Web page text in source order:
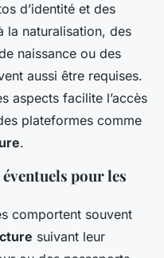
d’identité et des
la naturalisation, des
naissance ou des
aussi être requises.
aspects facilite l’accès
plateformes comme
.
pour les
comportent souvent
suivant leur